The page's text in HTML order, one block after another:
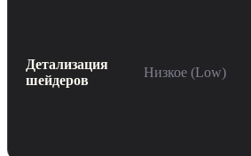
Детализация
шейдеров
Низкое (Low)